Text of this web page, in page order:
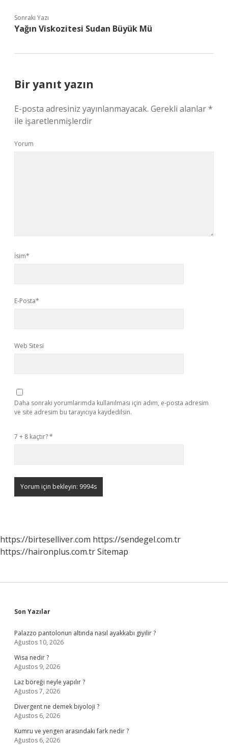
Sonraki Yazı
Yağın Viskozitesi Sudan Büyük Mü
Bir yanıt yazın
E-posta adresiniz yayınlanmayacak. Gerekli alanlar*
ile işaretlenmişlerdir
Yorum
İsim*
E-Posta*
Web Sitesi
Daha sonraki yorumlarımda kullanılması için adım, e-posta adresim
ve site adresim bu tarayıcıya kaydedilsin.
7 + 8 kaçtır?*
https://birteselliver.com https://sendegel.com.tr
https://haironplus.com.trSitemap
Sidebar
Son Yazılar
Palazzo pantolonun altında nasıl ayakkabı giyilir ?
Ağustos 10, 2026
Wisa nedir ?
Ağustos 9, 2026
Laz böreği neyle yapılır ?
Ağustos 7, 2026
Divergent ne demek biyoloji ?
Ağustos 6, 2026
Kumru ve yengen arasındaki fark nedir ?
Ağustos 6, 2026